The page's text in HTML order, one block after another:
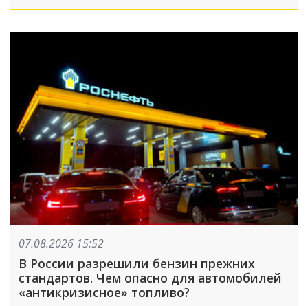
07.08.2026 15:52
В России разрешили бензин прежних
стандартов. Чем опасно для автомобилей
«антикризисное» топливо?